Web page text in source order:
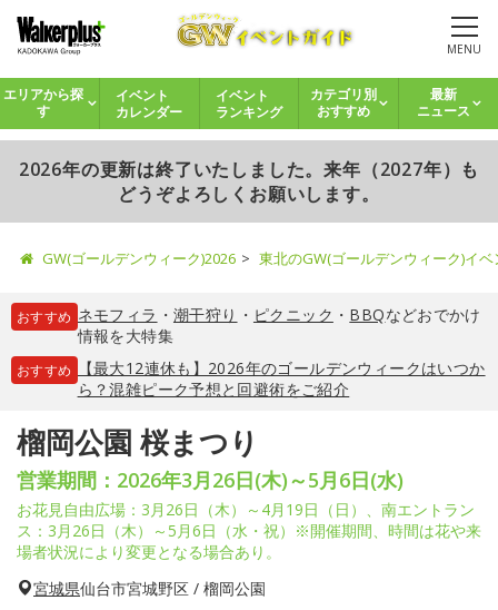
MENU
エリアから探
す
イベント
カレンダー
イベント
ランキング
カテゴリ別
おすすめ
最新
ニュース
2026年の更新は終了いたしました。来年（2027年）も
どうぞよろしくお願いします。
GW(ゴールデンウィーク)2026 東北のGW(ゴールデンウィーク)イ
おすすめ ネモフィラ ・ 潮干狩り ・ ピクニック ・ BBQなどおでかけ
情報を大特集
おすすめ
【最大12連休も】2026年のゴールデンウィークはいつか
ら？混雑ピーク予想と回避術をご紹介
榴岡公園 桜まつり
営業期間：2026年3月26日(木)～5月6日(水)
お花見自由広場：3月26日（木）～4月19日（日）、南エントラン
ス：3月26日（木）～5月6日（水・祝）※開催期間、時間は花や来
場者状況により変更となる場合あり。
宮城県仙台市宮城野区 / 榴岡公園